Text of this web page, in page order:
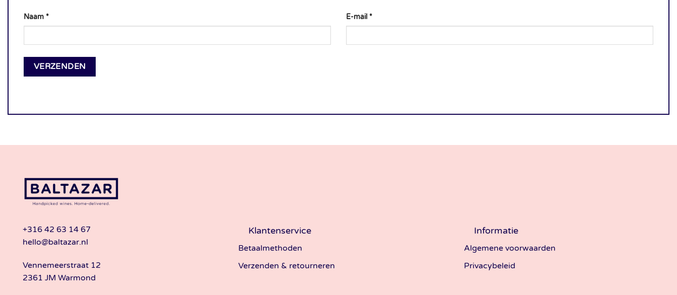
Naam * E-mail *
+316 42 63 14 67
hello@baltazar.nl
Vennemeerstraat 12
2361 JM Warmond
Klantenservice
Betaalmethoden
Verzenden & retourneren
Informatie
Algemene voorwaarden
Privacybeleid